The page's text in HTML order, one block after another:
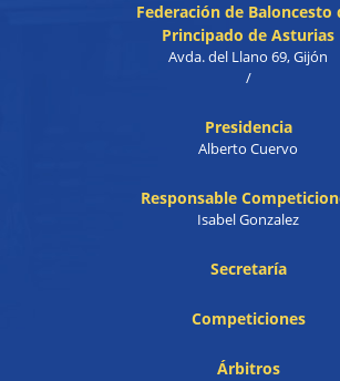
Federación de Baloncesto
Principado de Asturias
Avda. del Llano 69, Gijón
/
Presidencia
Alberto Cuervo
Responsable
Isabel Gonzalez
Secretaría
Competiciones
Árbitros